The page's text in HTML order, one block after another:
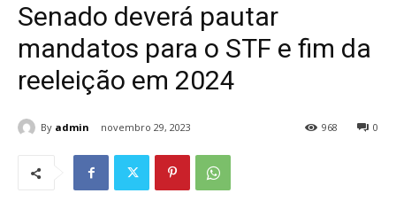
Senado deverá pautar
mandatos para o STF e fim da
reeleição em 2024
By admin novembro 29, 2023 0
968